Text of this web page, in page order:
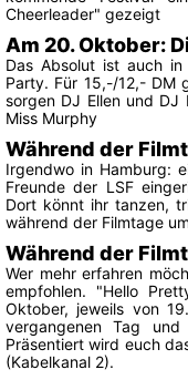
Cheerleader" gezeigt
Am 20. Oktober:
Das Absolut ist auch
Party. Für 15,-/12,- DM
sorgen DJ Ellen und
Miss Murphy
Während der
Irgendwo in Hamburg:
Freunde der LSF
Dort könnt ihr tanzen,
während der Filmtage
Während der
Wer mehr erfahren
empfohlen. "Hello
Oktober, jeweils von
vergangenen Tag
Präsentiert wird euch
(Kabelkanal 2).